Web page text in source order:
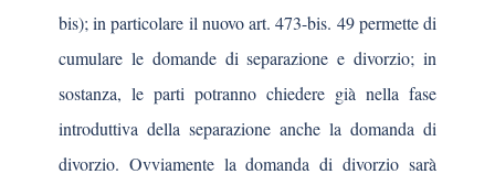
bis); in particolare il nuovo art. 473-bis. 49 permette di
cumulare le domande di separazione e divorzio; in
sostanza, le parti potranno chiedere già nella fase
introduttiva della separazione anche la domanda di
divorzio. Ovviamente la domanda di divorzio sarà